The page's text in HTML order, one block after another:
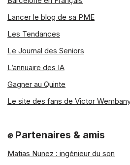
Lancer le blog de sa PME
Les Tendances
Le Journal des Seniors
L’annuaire des IA
Gagner au Quinte
Le site des fans de Victor
✊ Partenaires & amis
Matias Nunez : ingénieur du son